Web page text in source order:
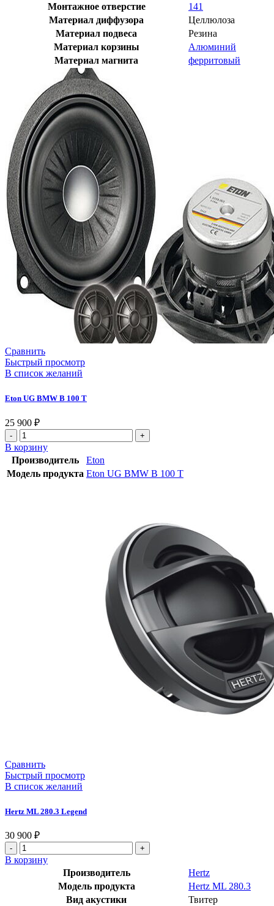
Монтажное отверстие
141
Материал диффузора
Целлюлоза
Материал подвеса
Резина
Материал корзины
Алюминий
Материал магнита
ферритовый
Сравнить
Быстрый просмотр
В список желаний
Eton UG BMW B 100 T
25 900 ₽
В корзину
Производитель
Eton
Модель продукта Eton UG BMW B 100 T
Сравнить
Быстрый просмотр
В список желаний
Hertz ML 280.3 Legend
30 900 ₽
В корзину
Производитель
Hertz
Модель продукта
Hertz ML 280.3
Вид акустики
Твитер